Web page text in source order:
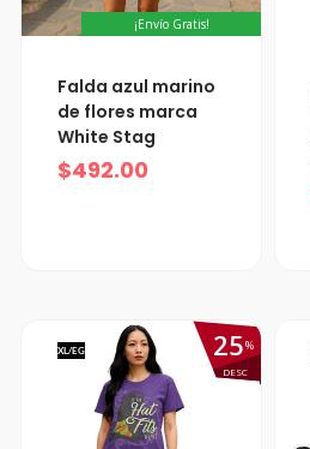
¡Envío Gratis!
Falda azul marino
de flores marca
White Stag
$492.00
XL/EG %
DESC
25